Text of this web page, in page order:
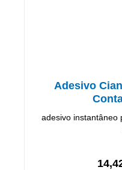
Adesivo
adesivo instantâneo